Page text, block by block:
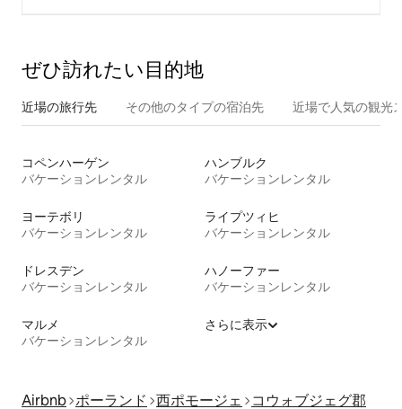
ぜひ訪⁠れ⁠た⁠い目⁠的⁠地
近場の旅行先 その他のタ⁠イ⁠プ⁠の宿⁠泊⁠先 近場で人気の観光
コペンハーゲン
バケーションレンタル
ハンブルク
バケーションレンタル
ヨーテボリ
バケーションレンタル
ライプツィヒ
バケーションレンタル
ドレスデン
バケーションレンタル
ハノーファー
バケーションレンタル
マルメ
バケーションレンタル
さらに表示
Airbnb ポーランド 西ポモージェ
コウォブジェグ郡